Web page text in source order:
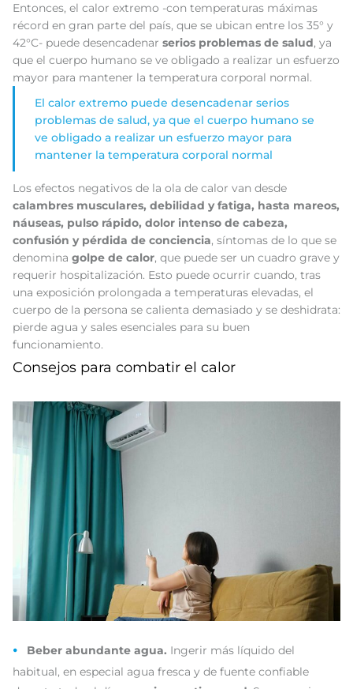
Entonces, el calor extremo -con temperaturas máximas
récord en gran parte del país, que se ubican entre los 35° y
42°C- puede desencadenar serios problemas de salud, ya
que el cuerpo humano se ve obligado a realizar un esfuerzo
mayor para mantener la temperatura corporal normal.
El calor extremo puede desencadenar serios
problemas de salud, ya que el cuerpo humano se
ve obligado a realizar un esfuerzo mayor para
mantener la temperatura corporal normal
Los efectos negativos de la ola de calor van desde
calambres musculares, debilidad y fatiga, hasta mareos,
náuseas, pulso rápido, dolor intenso de cabeza,
confusión y pérdida de conciencia, síntomas de lo que se
denomina golpe de calor, que puede ser un cuadro grave y
requerir hospitalización. Esto puede ocurrir cuando, tras
una exposición prolongada a temperaturas elevadas, el
cuerpo de la persona se calienta demasiado y se deshidrata:
pierde agua y sales esenciales para su buen
funcionamiento.
Consejos para combatir el calor
Beber abundante agua. Ingerir más líquido del
habitual, en especial agua fresca y de fuente confiable